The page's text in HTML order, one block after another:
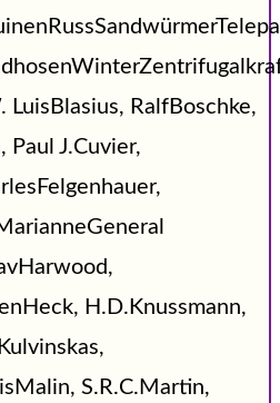
LuisBlasius, RalfBoschke,
Paul J.Cuvier,
H.D.Knussmann,
S.R.C.Martin,